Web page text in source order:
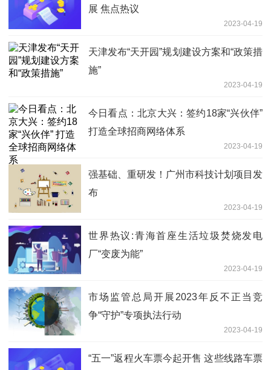
展 焦点热议
2023-04-19
天津发布“天开园”规划建设方案和“政策措
施”
2023-04-19
今日看点：北京大兴：签约18家“兴伙伴”
打造全球招商网络体系
2023-04-19
强基础、重研发！广州市科技计划项目发
布
2023-04-19
世界热议:青海首座生活垃圾焚烧发电
厂“变废为能”
2023-04-19
市场监管总局开展2023年反不正当竞
争“守护”专项执法行动
2023-04-19
“五一”返程火车票今起开售 这些线路车票